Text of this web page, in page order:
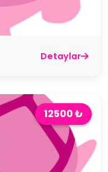
Detaylar
12500 ₺